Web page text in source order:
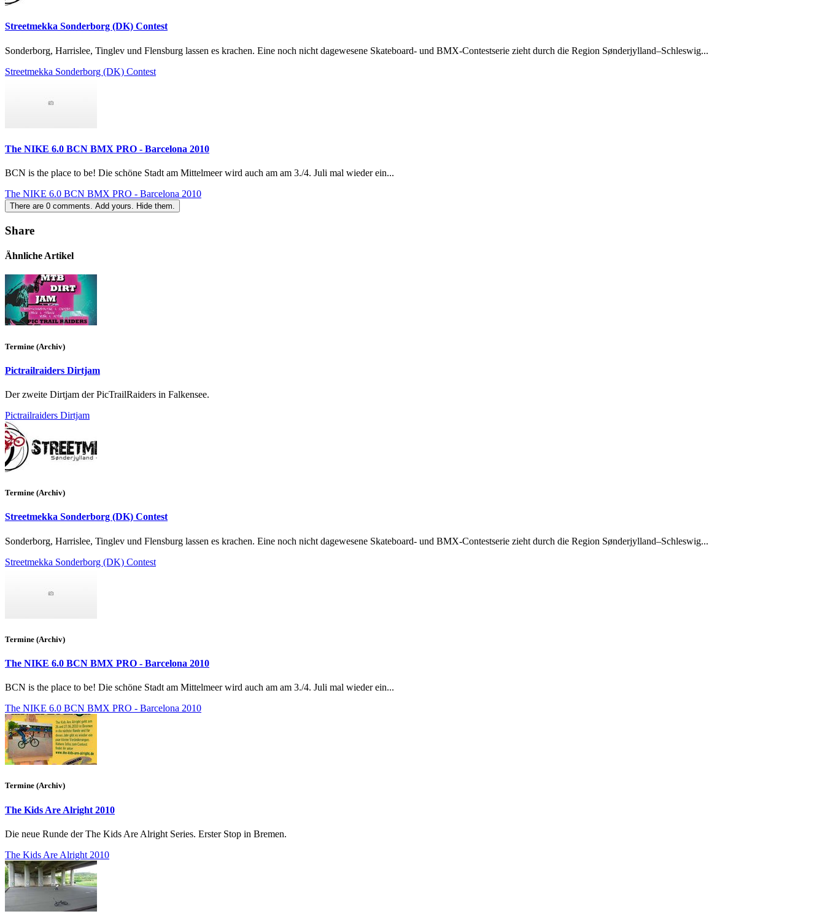
Streetmekka Sonderborg (DK) Contest
Sonderborg, Harrislee, Tinglev und Flensburg lassen es krachen. Eine noch nicht dagewesene Skateboard- und BMX-Contestserie zieht durch die Region Sønderjylland–Schleswig...
Streetmekka Sonderborg (DK) Contest
The NIKE 6.0 BCN BMX PRO - Barcelona 2010
BCN is the place to be! Die schöne Stadt am Mittelmeer wird auch am am 3./4. Juli mal wieder ein...
The NIKE 6.0 BCN BMX PRO - Barcelona 2010
There are 0 comments. Add yours. Hide them.
Share
Ähnliche Artikel
Termine (Archiv)
Pictrailraiders Dirtjam
Der zweite Dirtjam der PicTrailRaiders in Falkensee.
Pictrailraiders Dirtjam
Termine (Archiv)
Streetmekka Sonderborg (DK) Contest
Sonderborg, Harrislee, Tinglev und Flensburg lassen es krachen. Eine noch nicht dagewesene Skateboard- und BMX-Contestserie zieht durch die Region Sønderjylland–Schleswig...
Streetmekka Sonderborg (DK) Contest
Termine (Archiv)
The NIKE 6.0 BCN BMX PRO - Barcelona 2010
BCN is the place to be! Die schöne Stadt am Mittelmeer wird auch am am 3./4. Juli mal wieder ein...
The NIKE 6.0 BCN BMX PRO - Barcelona 2010
Termine (Archiv)
The Kids Are Alright 2010
Die neue Runde der The Kids Are Alright Series. Erster Stop in Bremen.
The Kids Are Alright 2010